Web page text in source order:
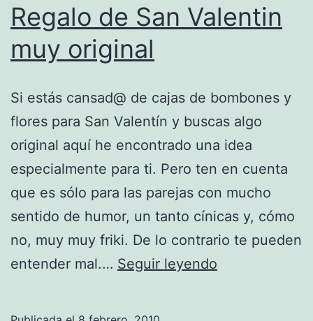
Regalo de San Valentin
muy original
Si estás cansad@ de cajas de bombones y
flores para San Valentín y buscas algo
original aquí he encontrado una idea
especialmente para ti. Pero ten en cuenta
que es sólo para las parejas con mucho
sentido de humor, un tanto cínicas y, cómo
no, muy muy friki. De lo contrario te pueden
entender mal.… Seguir leyendo